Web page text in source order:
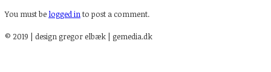
You must be logged into post a comment.
© 2019 | design gregor elbæk | gemedia.dk